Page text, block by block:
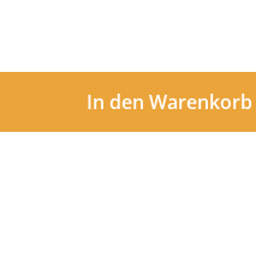
denIn den Warenkorb